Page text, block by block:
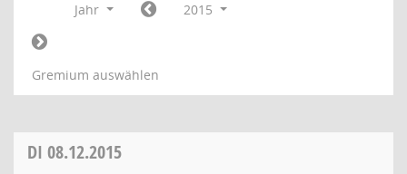
Jahr 2015
Gremium auswählen
DI 08.12.2015